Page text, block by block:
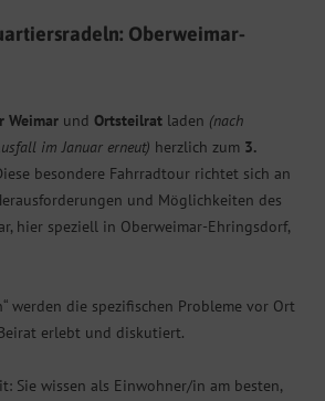
Oberweimar-
Weimar und Ortsteilrat laden (nach
im Januar erneut) herzlich zum 3.
besondere Fahrradtour richtet sich an
und Möglichkeiten des
hier speziell in Oberweimar-Ehringsdorf,
werden die spezifischen Probleme vor Ort
erlebt und diskutiert.
Sie wissen als Einwohner/in am besten,